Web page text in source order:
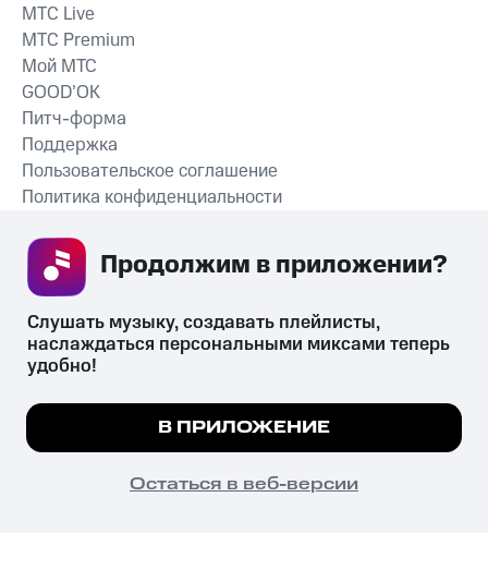
СКАЧАТЬ ПРИЛОЖЕНИЕ
MTС Live
MTС Premium
Мой МТС
GOOD’OK
Питч-форма
Поддержка
Пользовательское соглашение
Политика конфиденциальности
психотропных веществ, их аналогов причиняет вред здоровью,
их незаконный оборот запрещён и влечёт установленную
законодательством ответственность.
© 2026 ООО «КИОН».
Все права защищены
Мы используем куки, чтобы на сайте все
Подробнее
ПОНЯТНО
Слушать музыку, создавать плейлисты,
наслаждаться персональными миксами теперь
удобно!
В ПРИЛОЖЕНИЕ
Остаться в веб-версии